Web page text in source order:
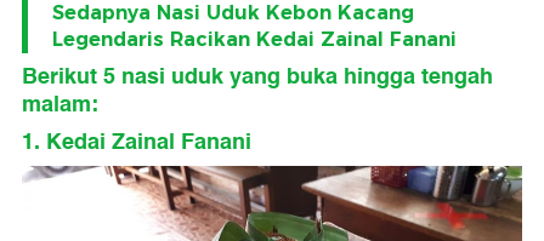
Sedapnya Nasi Uduk Kebon Kacang
Legendaris Racikan Kedai Zainal Fanani
Berikut 5 nasi uduk yang buka hingga tengah
malam:
1. Kedai Zainal Fanani